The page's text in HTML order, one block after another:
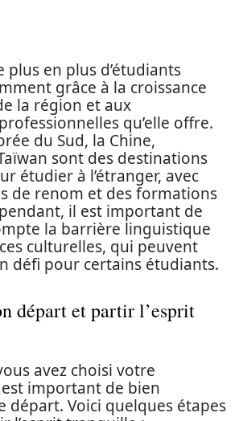
plus en plus d’étudiants
grâce à la croissance
la région et aux
qu’elle offre.
du Sud, la Chine,
sont des destinations
étudier à l’étranger, avec
de renom et des formations
il est important de
la barrière linguistique
culturelles, qui peuvent
défi pour certains étudiants.
départ et partir l’esprit
avez choisi votre
important de bien
départ. Voici quelques étapes